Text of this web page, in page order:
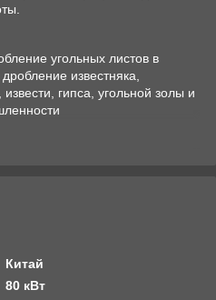
угольных листов в
известняка,
гипса, угольной золы и
Китай
80 кВт